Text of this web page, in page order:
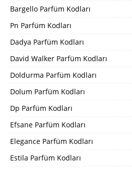
Bargello Parfüm Kodları
Pn Parfüm Kodları
Dadya Parfüm Kodları
David Walker Parfüm Kodları
Doldurma Parfüm Kodları
Dolum Parfüm Kodları
Dp Parfüm Kodları
Efsane Parfüm Kodları
Elegance Parfüm Kodları
Estila Parfüm Kodları